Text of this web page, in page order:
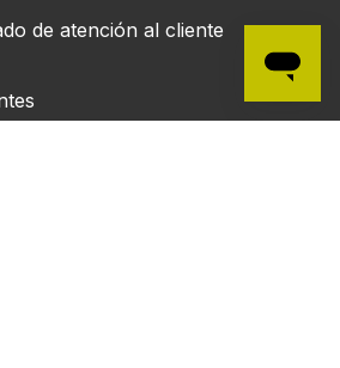
de atención al cliente